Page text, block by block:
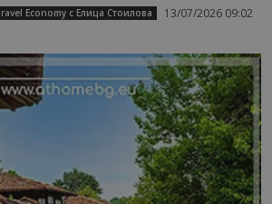
Economy с Елица Стоилова 13/07/2026 09:02